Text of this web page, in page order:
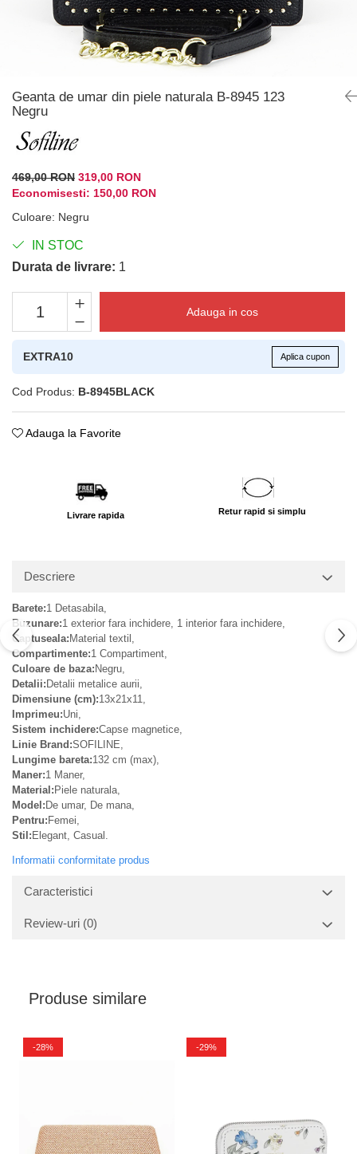
Geanta de umar din piele naturala B-8945 123
Negru
469,00 RON 319,00 RON
Economisesti: 150,00 RON
Culoare: Negru
IN STOC
Durata de livrare: 1
Adauga in cos
EXTRA10 Aplica cupon
Cod Produs: B-8945BLACK
Adauga la Favorite
Livrare rapida Retur rapid si simplu
Descriere
Barete:1 Detasabila,
Buzunare:1 exterior fara inchidere, 1 interior fara inchidere,
Captuseala:Material textil,
Compartimente:1 Compartiment,
Culoare de baza:Negru,
Detalii:Detalii metalice aurii,
Dimensiune (cm):13x21x11,
Imprimeu:Uni,
Sistem inchidere:Capse magnetice,
Linie Brand:SOFILINE,
Lungime bareta:132 cm (max),
Maner:1 Maner,
Material:Piele naturala,
Model:De umar, De mana,
Pentru:Femei,
Stil:Elegant, Casual.
Informatii conformitate produs
Caracteristici
Review-uri (0)
Produse similare
-28% -29%